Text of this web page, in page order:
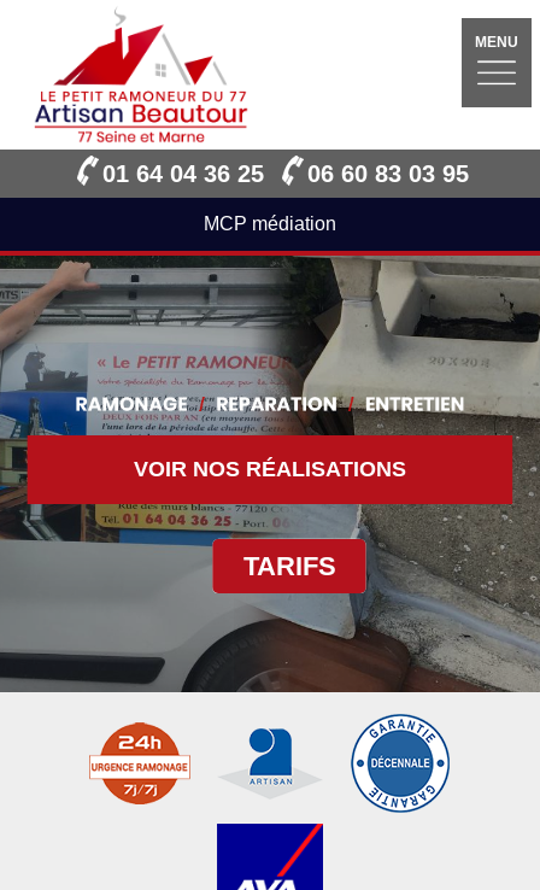
MENU
01 64 04 36 25 06 60 83 03 95
MCP médiation
VOIR NOS RÉALISATIONS
TARIFS